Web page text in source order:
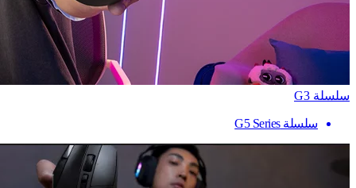
سلسلة G3
سلسلة G5 Series